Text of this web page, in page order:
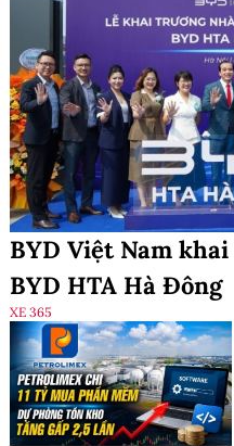
BYD Việt Nam
BYD HTA Hà Đông
XE 365